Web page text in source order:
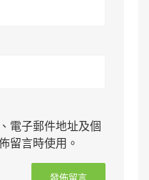
電子郵件地址及個
留言時使用。